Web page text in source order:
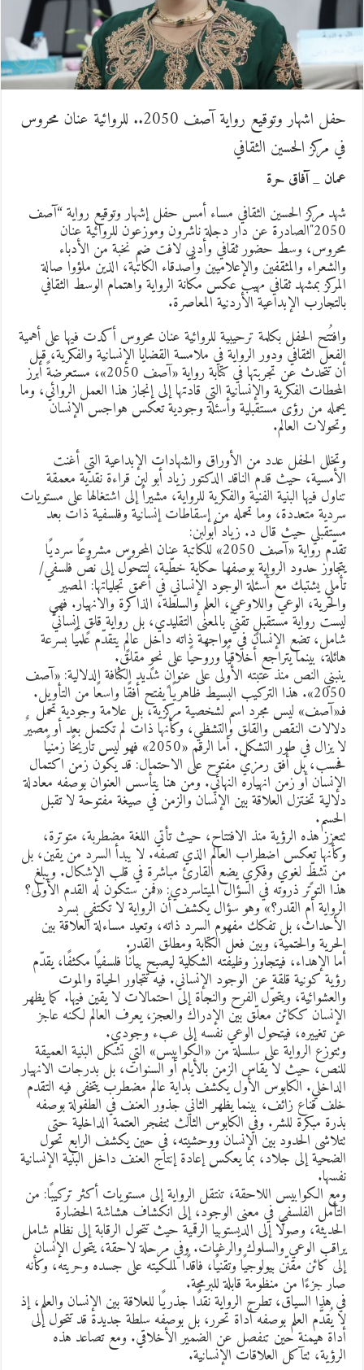
حفل اشهار وتوقيع رواية آصف 2050.. للروائية عنان محروس
مركز الحسين الثقافي
_ آفاق حرة
مركز الحسين الثقافي مساء أمس حفل إشهار وتوقيع رواية “آصف
2050″الصادرة عن دار دجلة ناشرون وموزعون للروائية عنان
وسط حضور ثقافي وأدبي لافت ضم نخبة من الأدباء
والمثقفين والإعلاميين وأصدقاء الكاتبة، الذين ملؤوا صالة
بمشهد ثقافي مهيب عكس مكانة الرواية واهتمام الوسط الثقافي
الإبداعية الأردنية المعاصرة.
الحفل بكلمة ترحيبية للروائية عنان محروس أكدت فيها على أهمية
الثقافي ودور الرواية في ملامسة القضايا الإنسانية والفكرية، قبل
أن تتحدث عن تجربتها في كتابة رواية «آصف 2050»، مستعرضةً أبرز
الفكرية والإنسانية التي قادتها إلى إنجاز هذا العمل الروائي، وما
من رؤى مستقبلية وأسئلة وجودية تعكس هواجس الإنسان
العالم.
الحفل عدد من الأوراق والشهادات الإبداعية التي أغنت
حيث قدم الناقد الدكتور زياد أبو لبن قراءة نقدية معمقة
فيها البنية الفنية والفكرية للرواية، مشيراً إلى اشتغالها على مستويات
متعددة، وما تحمله من إسقاطات إنسانية وفلسفية ذات بعد
حيث قال د. زياد أبولبن:
تقدّم رواية «آصف 2050» للكاتبة عنان المحروس مشروعًا سرديًا
حدود الرواية بوصفها حكاية خطّية، لتتحوّل إلى نصّ فلسفي/
يشتبك مع أسئلة الوجود الإنساني في أعمق تجلياتها: المصير
الوعي واللاوعي، العلم والسلطة، الذاكرة والانهيار. فهي
رواية مستقبلٍ تقنيّ بالمعنى التقليدي، بل رواية قلقٍ إنسانيّ
تضع الإنسان في مواجهة ذاته داخل عالمٍ يتقدّم علميًا بسرعة
بينما يتراجع أخلاقيًا وروحيًا على نحوٍ مقلق.
النص منذ عتبته الأولى على عنوانٍ شديد الكثافة الدلالية: «آصف
2050». هذا التركيب البسيط ظاهريًا يفتح أفقًا واسعًا من التأويل.
ليس مجرد اسم لشخصية مركزية، بل علامة وجودية تحمل
النقص والقلق والتشظي، وكأنها ذات لم تكتمل بعد أو مصيرٌ
لا يزال في طور التشكل. أما الرقم «2050» فهو ليس تاريخًا زمنيًا
بل أفق رمزيّ مفتوح على الاحتمال: قد يكون زمن اكتمال
أو زمن انهياره النهائي. ومن هنا يتأسس العنوان بوصفه معادلة
تختزل العلاقة بين الإنسان والزمن في صيغة مفتوحة لا تقبل
هذه الرؤية منذ الافتتاح، حيث تأتي اللغة مضطربة، متوترة،
تعكس اضطراب العالم الذي تصفه. لا يبدأ السرد من يقين، بل
تشظٍّ لغوي وفكري يضع القارئ مباشرة في قلب الإشكال. ويبلغ
التوتر ذروته في السؤال الميتاسردي: «فمن ستكون له القدم الأولى؟
أم القدر؟» وهو سؤال يكشف أن الرواية لا تكتفي بسرد
بل تفكك مفهوم السرد ذاته، وتعيد مساءلة العلاقة بين
والحتمية، وبين فعل الكتابة ومطلق القدر.
الإهداء، فيتجاوز وظيفته الشكلية ليصبح بيانًا فلسفيًا مكثفًا، يقدّم
كونية قلقة عن الوجود الإنساني. فيه تتجاور الحياة والموت
ويتحوّل الفرح والنجاة إلى احتمالات لا يقين فيها. كما يظهر
ككائن معلّق بين الإدراك والعجز، يعرف العالم لكنه عاجز
تغييره، فيتحول الوعي نفسه إلى عبء وجودي.
الرواية على سلسلة من «الكوابيس» التي تشكل البنية العميقة
حيث لا يُقاس الزمن بالأيام أو السنوات، بل بدرجات الانهيار
الكابوس الأول يكشف بداية عالم مضطرب يتخفى فيه التقدم
قناع زائف، بينما يظهر الثاني جذور العنف في الطفولة بوصفه
مبكرة للشر. وفي الكابوس الثالث تتفجر العتمة الداخلية حتى
الحدود بين الإنسان ووحشيته، في حين يكشف الرابع تحول
إلى جلاد، بما يعكس إعادة إنتاج العنف داخل البنية الإنسانية
الكوابيس اللاحقة، تنتقل الرواية إلى مستويات أكثر تركيبًا: من
الفلسفي في معنى الوجود، إلى انكشاف هشاشة الحضارة
وصولًا إلى الديستوبيا الرقمية حيث تتحول الرقابة إلى نظام شامل
الوعي والسلوك والرغبات. وفي مرحلة لاحقة، يتحول الإنسان
كائن مقنّن بيولوجيًا وتقنيًا، فاقدًا لملكيته على جسده وحريته، وكأنه
جزءًا من منظومة قابلة للبرمجة.
هذا السياق، تطرح الرواية نقدًا جذريًا للعلاقة بين الإنسان والعلم، إذ
يُقدَّم العلم بوصفه أداة تحرر، بل بوصفه سلطة جديدة قد تتحول إلى
هيمنة حين تنفصل عن الضمير الأخلاقي. ومع تصاعد هذه
تتآكل العلاقات الإنسانية.